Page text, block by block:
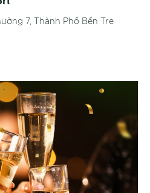
7, Thành Phố Bến Tre